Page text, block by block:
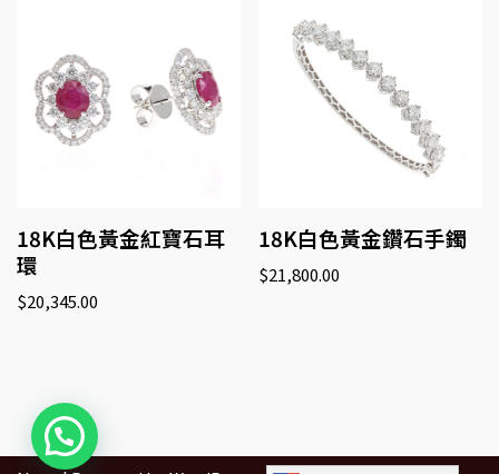
18K白色黃金紅寶石耳
環
$20,345.00
18K白色黃金鑽石手鐲
$21,800.00